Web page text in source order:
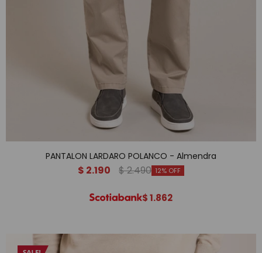
PANTALON LARDARO POLANCO - Almendra
$ 2.190 $2.490 12
$1.862